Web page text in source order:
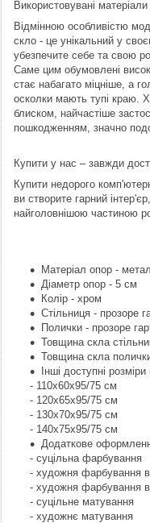
Використовувані матеріали
Відмінною особливістю
скло - це унікальний у
убезпечите себе та свою
Саме цим обумовлені
стає набагато міцніше, а
осколки мають тупі краю.
блиском, найчастіше
пошкодженням, значно
Купити у нас – завжди
Купити недорого
ви створите гарний
найголовнішою частиною
Матеріал опор -
Діаметр опор - 5 см
Колір - хром
Стільниця - прозоре
Полички - прозоре
Товщина скла
Товщина скла
Інші доступні
- 110х60х95/75 см
- 120х65х95/75 см
- 130х70х95/75 см
- 140х75х95/75 см
Додаткове
- суцільна фарбування
- художня фарбування в
- художня фарбування
- суцільне матування
- художнє матування